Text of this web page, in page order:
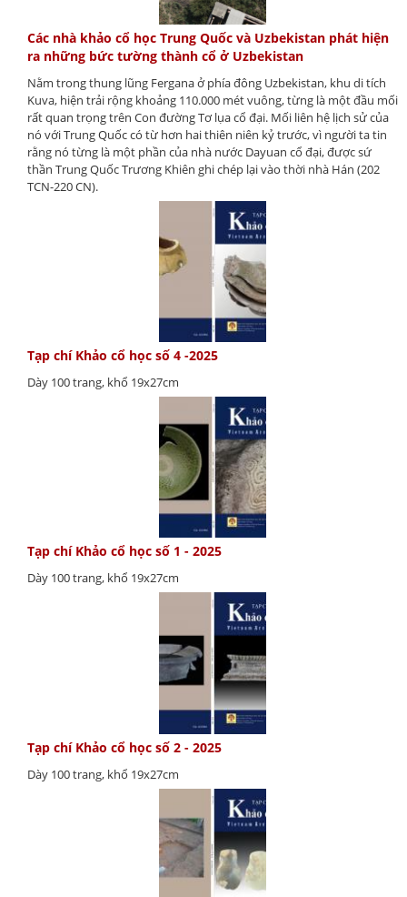
Các nhà khảo cổ học Trung Quốc và Uzbekistan phát hiện
ra những bức tường thành cổ ở Uzbekistan
Nằm trong thung lũng Fergana ở phía đông Uzbekistan, khu di tích
Kuva, hiện trải rộng khoảng 110.000 mét vuông, từng là một đầu mối
rất quan trọng trên Con đường Tơ lụa cổ đại. Mối liên hệ lịch sử của
nó với Trung Quốc có từ hơn hai thiên niên kỷ trước, vì người ta tin
rằng nó từng là một phần của nhà nước Dayuan cổ đại, được sứ
thần Trung Quốc Trương Khiên ghi chép lại vào thời nhà Hán (202
TCN-220 CN).
Tạp chí Khảo cổ học số 4 -2025
Dày 100 trang, khổ 19x27cm
Tạp chí Khảo cổ học số 1 - 2025
Dày 100 trang, khổ 19x27cm
Tạp chí Khảo cổ học số 2 - 2025
Dày 100 trang, khổ 19x27cm